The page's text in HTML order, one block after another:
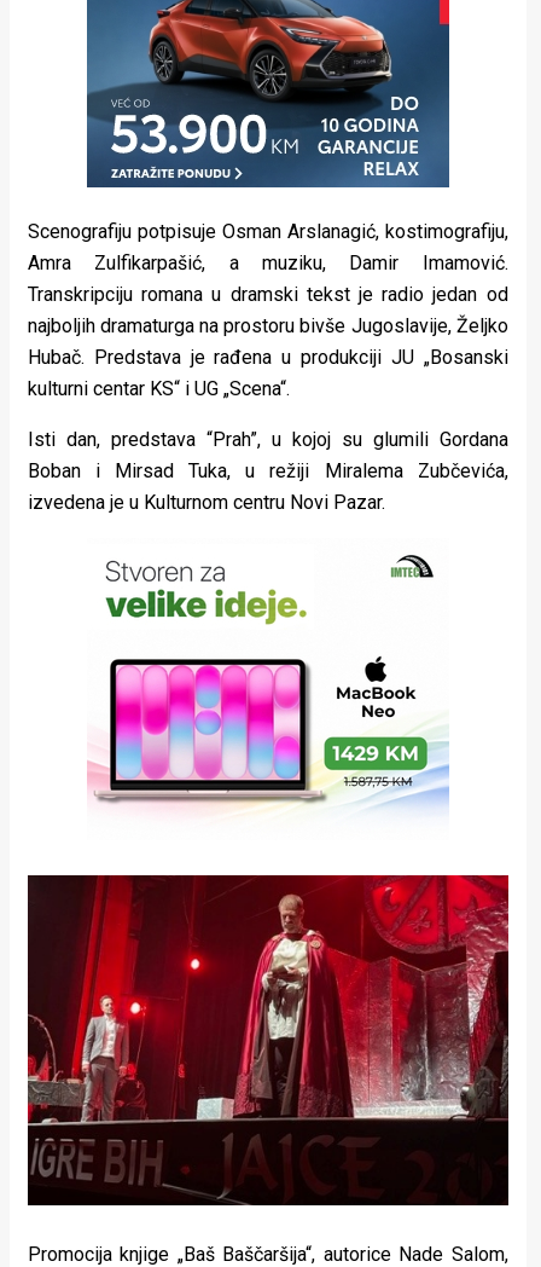
Scenografiju potpisuje Osman Arslanagić, kostimografiju,
Amra Zulfikarpašić, a muziku, Damir Imamović.
Transkripciju romana u dramski tekst je radio jedan od
najboljih dramaturga na prostoru bivše Jugoslavije, Željko
Hubač. Predstava je rađena u produkciji JU „Bosanski
kulturni centar KS“ i UG „Scena“.
Isti dan, predstava “Prah”, u kojoj su glumili Gordana
Boban i Mirsad Tuka, u režiji Miralema Zubčevića,
izvedena je u Kulturnom centru Novi Pazar.
Promocija knjige „Baš Baščaršija“, autorice Nade Salom,